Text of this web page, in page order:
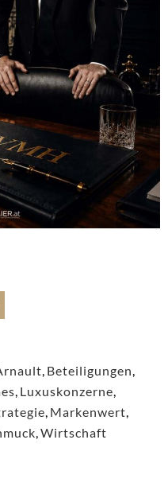
, Beteiligungen,
, Luxuskonzerne,
, Markenwert,
,Wirtschaft